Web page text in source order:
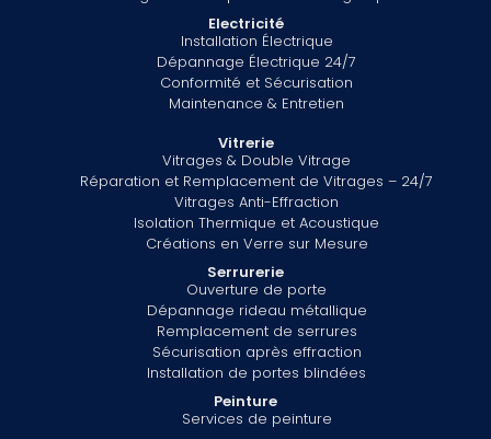
Electricité
Installation Électrique
Dépannage Électrique 24/7
Conformité et Sécurisation
Maintenance & Entretien
Vitrerie
Vitrages & Double Vitrage
Réparation et Remplacement de Vitrages – 24/7
Vitrages Anti-Effraction
Isolation Thermique et Acoustique
Créations en Verre sur Mesure
Serrurerie
Ouverture de porte
Dépannage rideau métallique
Remplacement de serrures
Sécurisation après effraction
Installation de portes blindées
Peinture
Services de peinture